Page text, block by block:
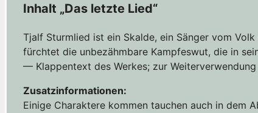
Inhalt „Das letzte Lied“
Tjalf Sturmlied ist ein Skalde, ein Sänger vom
fürchtet die unbezähmbare Kampfeswut, die in
— Klappentext des Werkes; zur Weiterverwendung
Zusatzinformationen:
Einige Charaktere kommen tauchen auch in dem